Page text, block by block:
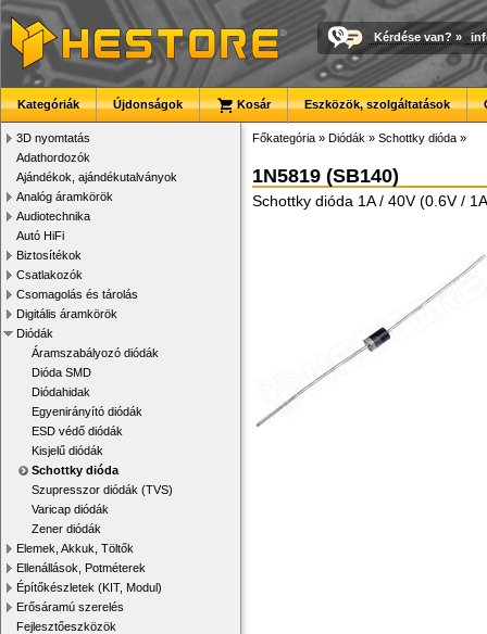
Kérdése van? »
Kategóriák Újdonságok Kosár Eszközök, szolgáltatások
3D nyomtatás
Adathordozók
Ajándékok, ajándékutalványok
Analóg áramkörök
Audiotechnika
Autó HiFi
Biztosítékok
Csatlakozók
Csomagolás és tárolás
Digitális áramkörök
Diódák
Áramszabályozó diódák
Dióda SMD
Diódahidak
Egyenirányító diódák
ESD védő diódák
Kisjelű diódák
Schottky dióda
Szupresszor diódák (TVS)
Varicap diódák
Zener diódák
Elemek, Akkuk, Töltők
Ellenállások, Potméterek
Építőkészletek (KIT, Modul)
Erősáramú szerelés
Fejlesztőeszközök
Főkategória » Diódák » Schottky dióda »
1N5819 (SB140)
Schottky dióda 1A / 40V (0.6V /